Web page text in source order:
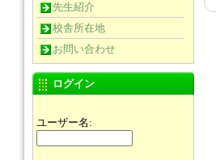
先生紹介
校舎所在地
お問い合わせ
ログイン
ユーザー名: